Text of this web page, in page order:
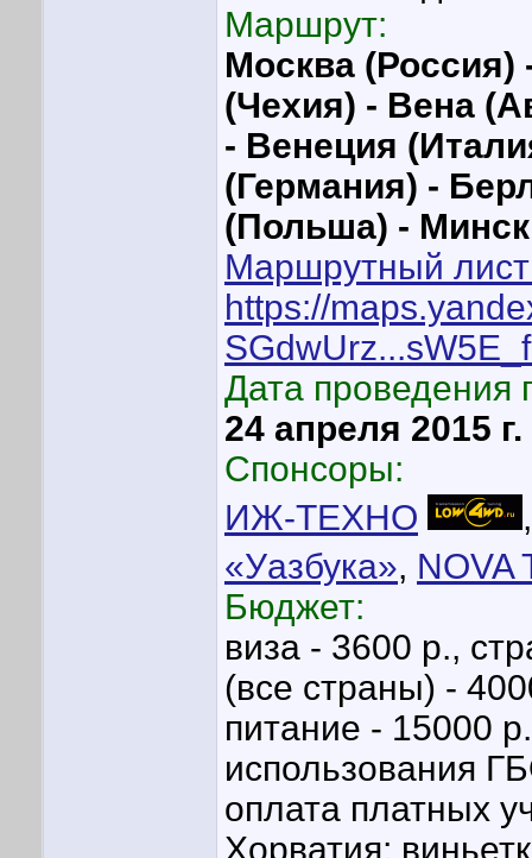
Маршрут:
Москва (Россия)
(Чехия) - Вена
- Венеция
(Германия) -
(Польша) -
Маршрутный
https://
Дата проведения
24 апреля 2015
Спонсоры:
ИЖ-ТЕХНО
«Уазбука», NOVA
Бюджет:
виза - 3600 р.,
(все страны) -
питание - 15000
использования
оплата платных
Хорватия;